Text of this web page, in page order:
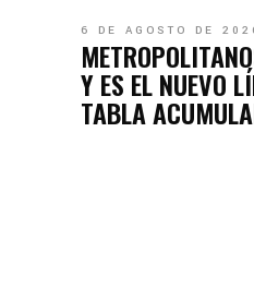
6 DE AGOSTO DE
Y ES EL NUEVO
TABLA